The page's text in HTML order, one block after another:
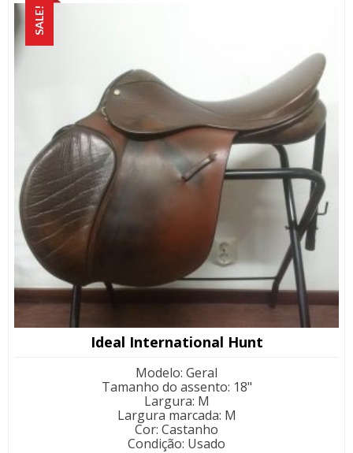
SALE!
Ideal International Hunt
Modelo: Geral
Tamanho do assento: 18"
Largura: M
Largura marcada: M
Cor: Castanho
Condição: Usado